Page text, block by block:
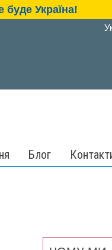
буде Україна!
Блог